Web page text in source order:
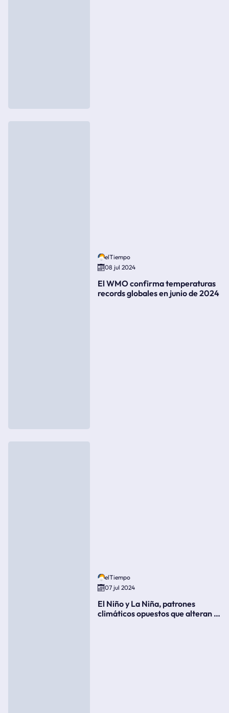
elTiempo
08 jul 2024
El WMO confirma temperaturas
records globales en junio de 2024
elTiempo
07 jul 2024
El Niño y La Niña, patrones
climáticos opuestos que alteran la